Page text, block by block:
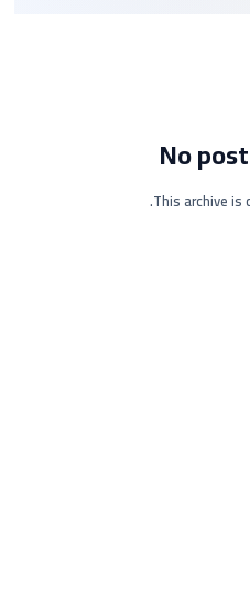
No
This archive is